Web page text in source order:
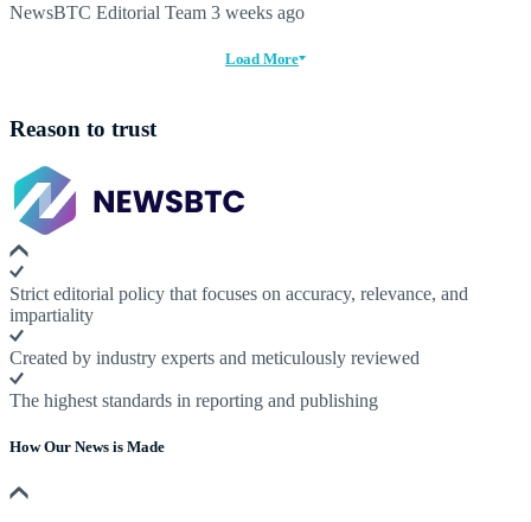
NewsBTC Editorial Team 3 weeks ago
Load More
Reason to trust
Strict editorial policy that focuses on accuracy, relevance, and
impartiality
Created by industry experts and meticulously reviewed
The highest standards in reporting and publishing
How Our News is Made